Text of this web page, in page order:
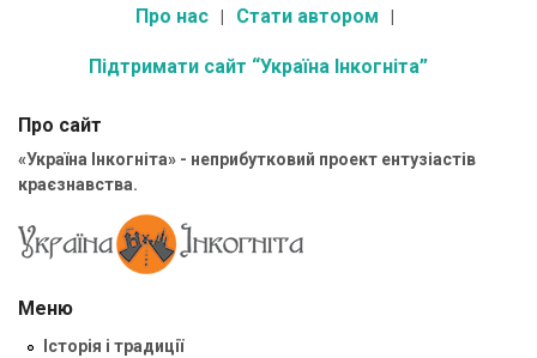
Про нас Стати автором
Підтримати сайт “Україна Інкогніта”
Про сайт
«Україна Інкогніта» - неприбутковий проект ентузіастів
краєзнавства.
Меню
Історія і традиції